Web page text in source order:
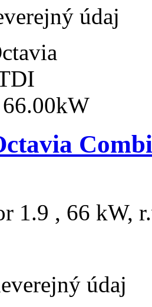
údaj
1.9 , 66 kW,
údaj